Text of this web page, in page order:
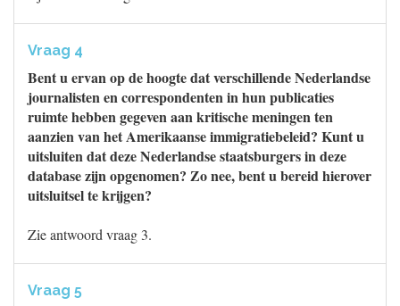
Vraag 4
Bent u ervan op de hoogte dat verschillende Nederlandse
journalisten en correspondenten in hun publicaties
ruimte hebben gegeven aan kritische meningen ten
aanzien van het Amerikaanse immigratiebeleid? Kunt u
uitsluiten dat deze Nederlandse staatsburgers in deze
database zijn opgenomen? Zo nee, bent u bereid hierover
uitsluitsel te krijgen?
Zie antwoord vraag 3.
Vraag 5